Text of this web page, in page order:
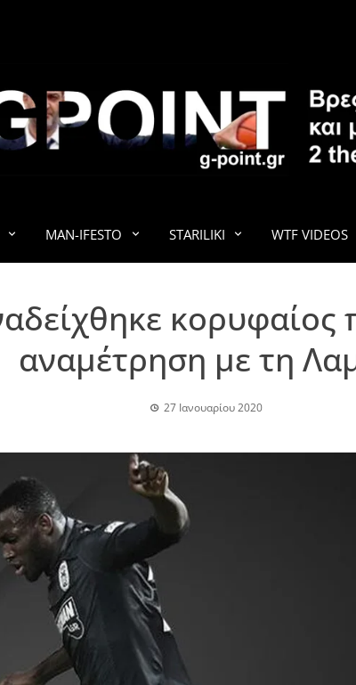
G-
MAN-IFESTO STARILIKI WTF VIDEOS
αναμέτρηση με τη
27 Ιανουαρίου 2020